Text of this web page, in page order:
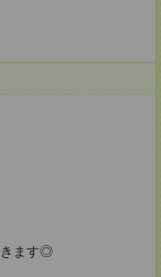
きます◎